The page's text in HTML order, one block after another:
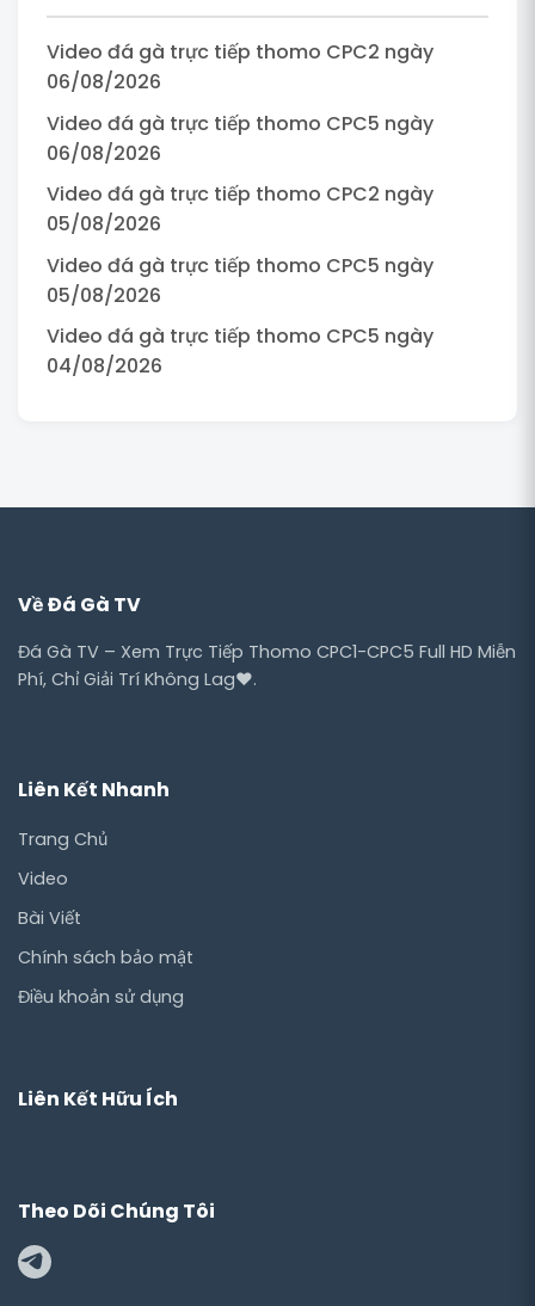
Video đá gà trực tiếp thomo CPC2 ngày
06/08/2026
Video đá gà trực tiếp thomo CPC5 ngày
06/08/2026
Video đá gà trực tiếp thomo CPC2 ngày
05/08/2026
Video đá gà trực tiếp thomo CPC5 ngày
05/08/2026
Video đá gà trực tiếp thomo CPC5 ngày
04/08/2026
Về Đá Gà TV
Đá Gà TV – Xem Trực Tiếp Thomo CPC1-CPC5 Full HD Miễn
Phí, Chỉ Giải Trí Không Lag❤️.
Liên Kết Nhanh
Trang Chủ
Video
Bài Viết
Chính sách bảo mật
Điều khoản sử dụng
Liên Kết Hữu Ích
Theo Dõi Chúng Tôi